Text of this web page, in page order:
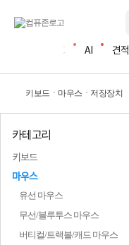
조립PC AI 견적
키보드ㆍ마우스ㆍ저장장치
카테고리
키보드
마우스
유선 마우스
무선/블루투스 마우스
버티컬/트랙볼/캐드 마우스